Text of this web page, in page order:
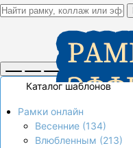
Каталог шаблонов
Рамки онлайн
Весенние (134)
Влюбленным (213)